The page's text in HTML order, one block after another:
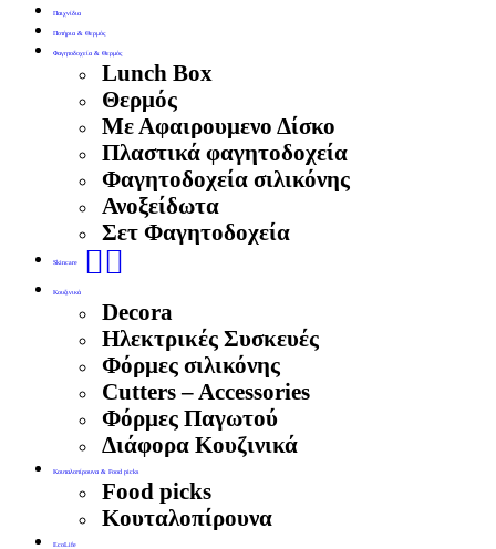
Παιχνίδια
Ποτήρια & Θερμός
Φαγητοδοχεία & Θερμός
Lunch Box
Θερμός
Με Αφαιρουμενο Δίσκο
Πλαστικά φαγητοδοχεία
Φαγητοδοχεία σιλικόνης
Ανοξείδωτα
Σετ Φαγητοδοχεία
Skincare 🧖‍♀️
Κουζινικά
Decora
Ηλεκτρικές Συσκευές
Φόρμες σιλικόνης
Cutters – Accessories
Φόρμες Παγωτού
Διάφορα Κουζινικά
Κουταλοπίρουνα & Food picks
Food picks
Κουταλοπίρουνα
EcoLife